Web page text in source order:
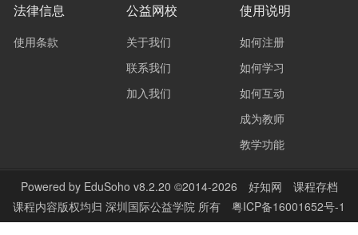
法律信息
使用条款
公益网校
关于我们
联系我们
加入我们
使用说明
如何注册
如何学习
如何互动
成为教师
教学功能
Powered by EduSoho v8.2.20 ©2014-2026 好知网
课程存档
课程内容版权均归 深圳国际公益学院 所有 粤ICP备16001652号-1